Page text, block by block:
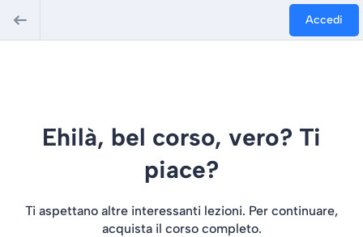
Accedi
Ehilà, bel corso, vero? Ti
piace?
Ti aspettano altre interessanti lezioni. Per continuare,
acquista il corso completo.